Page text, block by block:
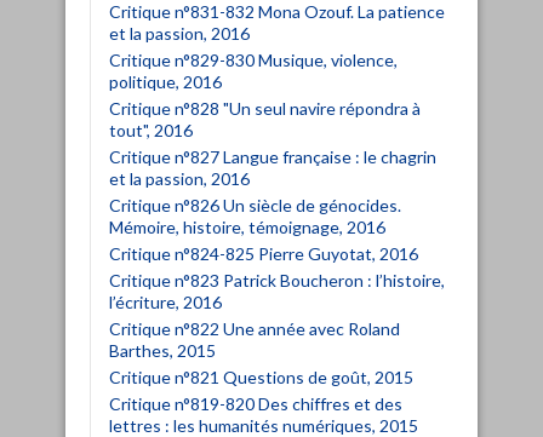
Critique n°831-832 Mona Ozouf. La patience
et la passion, 2016
Critique n°829-830 Musique, violence,
politique, 2016
Critique n°828 "Un seul navire répondra à
tout", 2016
Critique n°827 Langue française : le chagrin
et la passion, 2016
Critique n°826 Un siècle de génocides.
Mémoire, histoire, témoignage, 2016
Critique n°824-825 Pierre Guyotat, 2016
Critique n°823 Patrick Boucheron : l’histoire,
l’écriture, 2016
Critique n°822 Une année avec Roland
Barthes, 2015
Critique n°821 Questions de goût, 2015
Critique n°819-820 Des chiffres et des
lettres : les humanités numériques, 2015